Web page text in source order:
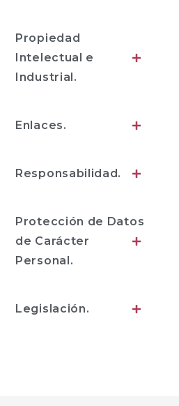
Propiedad
Intelectual e
Industrial.
Enlaces.
Responsabilidad.
Protección de Datos
de Carácter
Personal.
Legislación.